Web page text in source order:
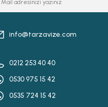
info@tarzavize.com
0212 253 40 40
0530 975 15 42
0535 724 15 42